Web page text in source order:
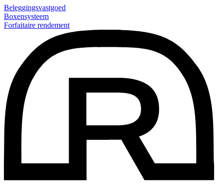
Beleggingsvastgoed
Boxensysteem
Forfaitaire rendement